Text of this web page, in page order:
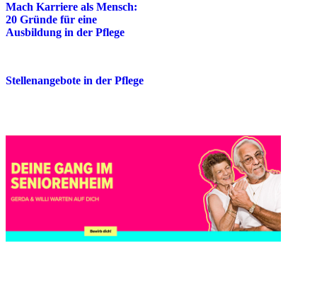
Mach Karriere als Mensch:
20 Gründe für eine
Ausbildung in der Pflege
Stellenangebote in der Pflege